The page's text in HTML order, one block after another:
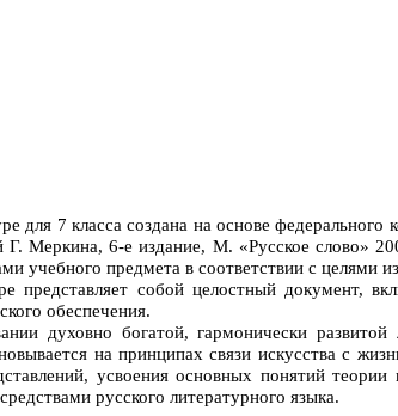
для 7 класса создана на основе
Меркина, 6-е издание, М. «Русское слово»
учебного предмета в соответствии с целями
представляет собой целостный документ,
обеспечения.
духовно богатой, гармонически
на принципах связи искусства с
усвоения основных понятий
русского литературного языка.